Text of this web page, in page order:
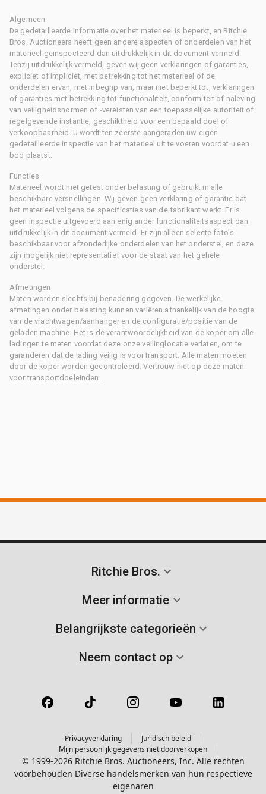
Algemeen
De gedetailleerde informatie over het materieel is beperkt, en Ritchie
Bros. Auctioneers heeft geen andere aspecten of onderdelen van het
materieel geïnspecteerd dan uitdrukkelijk in dit document vermeld.
Tenzij uitdrukkelijk vermeld, geven wij geen verklaringen of garanties,
expliciet of impliciet, met betrekking tot het materieel of de
onderdelen ervan, met inbegrip van, maar niet beperkt tot, verklaringen
of garanties met betrekking tot functionaliteit, conformiteit of naleving
van veiligheidsnormen of -vereisten van een toepasselijke autoriteit of
regelgevende instantie, geschiktheid voor een bepaald doel of
verkoopbaarheid. U wordt ten zeerste aangeraden uw eigen
gedetailleerde inspectie van het materieel uit te voeren voordat u een
bod plaatst.
Functies
Materieel wordt niet getest onder belasting of gebruikt in alle
beschikbare versnellingen. Wij geven geen verklaring of garantie dat
het materieel volgens de specificaties van de fabrikant werkt. Er is
geen inspectie uitgevoerd aan enig ander functionaliteitsaspect dan
uitdrukkelijk in dit document vermeld. Er zijn alleen selecte foto's
beschikbaar voor afzonderlijke onderdelen van het onderstel, en deze
zijn mogelijk niet representatief voor de staat van het gehele
onderstel.
Afmetingen
Maten worden slechts bij benadering gegeven. De werkelijke
afmetingen onder belasting kunnen variëren afhankelijk van de hoogte
van de vrachtwagen/aanhanger en de configuratie/positie van de
geladen machine. Het is de verantwoordelijkheid van de koper om alle
ladingen te meten voordat deze onze veilinglocatie verlaten, om te
garanderen dat de lading veilig is voor transport. Alle maten moeten
door de koper worden gecontroleerd. Vertrouw niet op deze maten
voor transportdoeleinden.
Ritchie Bros.
Meer informatie
Belangrijkste categorieën
Neem contact op
Privacyverklaring
Juridisch beleid
Mijn persoonlijk gegevens niet doorverkopen
© 1999-2026 Ritchie Bros. Auctioneers, Inc. Alle rechten
voorbehouden Diverse handelsmerken van hun respectieve
eigenaren